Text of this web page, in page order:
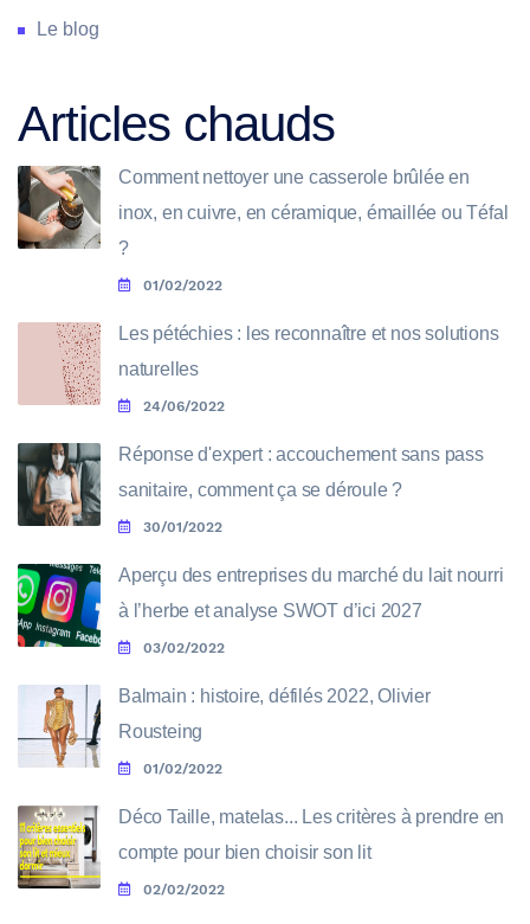
Le blog
Articles chauds
Comment nettoyer une casserole brûlée en
inox, en cuivre, en céramique, émaillée ou Téfal
?
01/02/2022
Les pétéchies : les reconnaître et nos solutions
naturelles
24/06/2022
Réponse d'expert : accouchement sans pass
sanitaire, comment ça se déroule ?
30/01/2022
Aperçu des entreprises du marché du lait nourri
à l’herbe et analyse SWOT d’ici 2027
03/02/2022
Balmain : histoire, défilés 2022, Olivier
Rousteing
01/02/2022
Déco Taille, matelas... Les critères à prendre en
compte pour bien choisir son lit
02/02/2022